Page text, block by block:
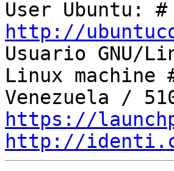
http://
Usuario GNU/
Linux machine
https://
http://